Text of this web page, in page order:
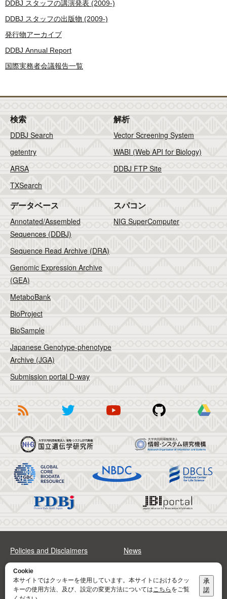
DDBJ スタッフの講演発表 (2009-)
DDBJ スタッフの出版物 (2009-)
発行物アーカイブ
DDBJ Annual Report
国際実務者会議報告一覧
検索
DDBJ Search
getentry
ARSA
TXSearch
解析
Vector Screening System
WABI (Web API for Biology)
DDBJ FTP Site
データベース
Annotated/Assembled
Sequences (DDBJ)
Sequence Read Archive (DRA)
Genomic Expression Archive
(GEA)
MetaboBank
BioProject
BioSample
Japanese Genotype-phenotype
Archive (JGA)
Submission portal D-way
スパコン
NIG SuperComputer
Policies and Disclaimers News
FAQs
Address Contact
Cookie
本サイトではクッキーを使用しています。本サイトにおけるクッ
キーの使用方法、及び、設定の変更方法についてはこちら をご覧
承
諾